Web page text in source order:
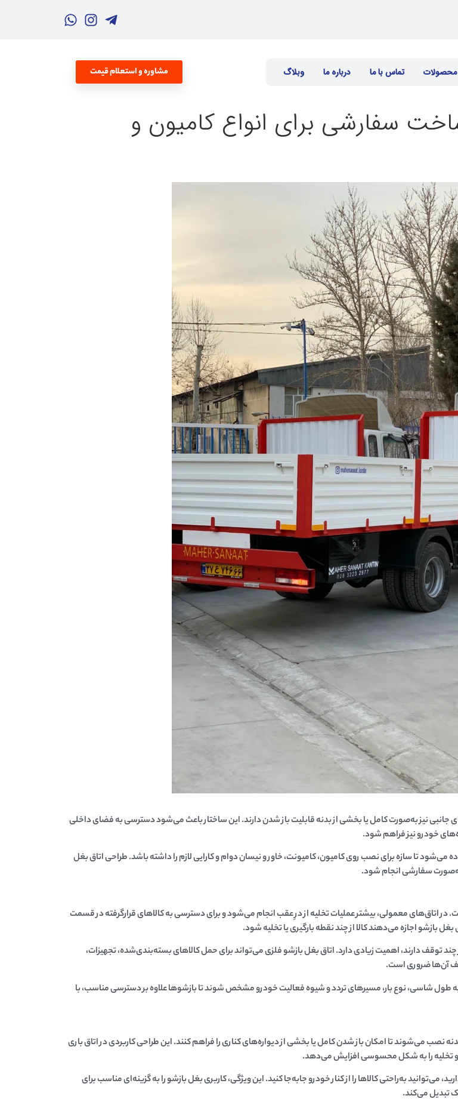
محصولات تماس با ما درباره ما وبلاگ مشاوره و استعلام قیمت
سفارشی برای انواع کامیون و
جانبی نیز به‌صورت کامل یا بخشی از بدنه قابلیت باز شدن دارند. این ساختار باعث می‌شود دسترسی به فضای داخلی
خودرو نیز فراهم شود.
می‌شود تا سازه برای نصب رویکامیون، کامیونت، خاور و نیساندوام و کارایی لازم را داشته باشد. طراحیاتاق بغل
سفارشیانجام شود.
اتاق‌های معمولی، بیشتر عملیات تخلیه از درِ عقب انجام می‌شود و برای دسترسی به کالاهای قرارگرفته در قسمت
بازشو اجازه می‌دهند کالا از چند نقطه بارگیری یا تخلیه شود.
توقف دارند، اهمیت زیادی دارد. اتاق بغل بازشو فلزی می‌تواند برای حمل کالاهای بسته‌بندی‌شده، تجهیزات،
آن‌ها ضروری است.
طول شاسی، نوع بار، مسیرهای تردد و شیوه فعالیت خودرو مشخص شوند تا بازشوها علاوه بر دسترسی مناسب، با
نصب می‌شوند تا امکان باز شدن کامل یا بخشی از دیواره‌های کناری را فراهم کنند. این طراحی کاربردی دراتاق باری
و تخلیه را به شکل محسوسی افزایش می‌دهد.
به‌راحتی کالاها را از کنار خودرو جابه‌جا کنید. این ویژگی،کاربری بغل بازشورا به گزینه‌ای مناسب برای
تبدیل می‌کند.